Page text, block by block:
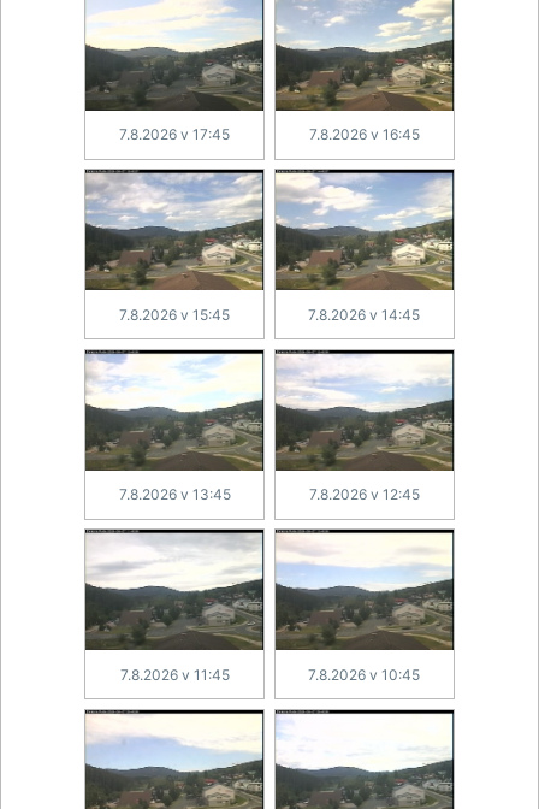
7.8.2026 v 17:45 7.8.2026 v 16:45
7.8.2026 v 15:45 7.8.2026 v 14:45
7.8.2026 v 13:45 7.8.2026 v 12:45
7.8.2026 v 11:45 7.8.2026 v 10:45